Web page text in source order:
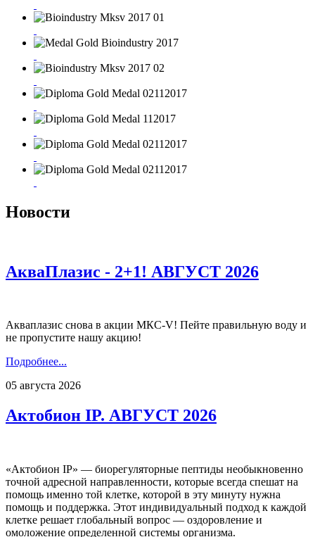
Новости
АкваПлазис - 2+1! АВГУСТ 2026
Акваплазис снова в акции МКС-V! Пейте правильную воду и
не пропустите нашу акцию!
Подробнее...
05 августа 2026
Актобион IP. АВГУСТ 2026
«Актобион IP» — биорегуляторные пептиды необыкновенно
точной адресной направленности, которые всегда спешат на
помощь именно той клетке, которой в эту минуту нужна
помощь и поддержка. Этот индивидуальный подход к каждой
клетке решает глобальный вопрос — оздоровление и
омоложение определенной системы организма.